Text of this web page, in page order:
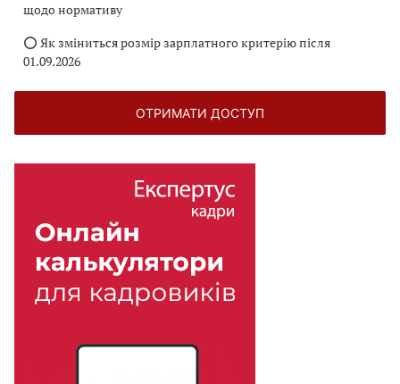
щодо нормативу
⭕️ Як зміниться розмір зарплатного критерію після
01.09.2026
ОТРИМАТИ ДОСТУП